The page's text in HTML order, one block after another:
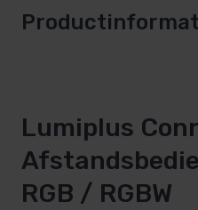
Lumiplus
RGB / RGBW